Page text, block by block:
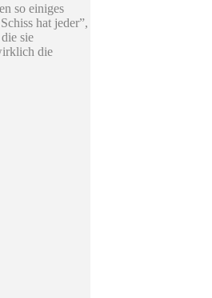
so einiges
hat jeder”,
sie
die